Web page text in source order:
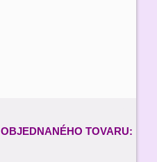
OBJEDNANÉHO TOVARU: